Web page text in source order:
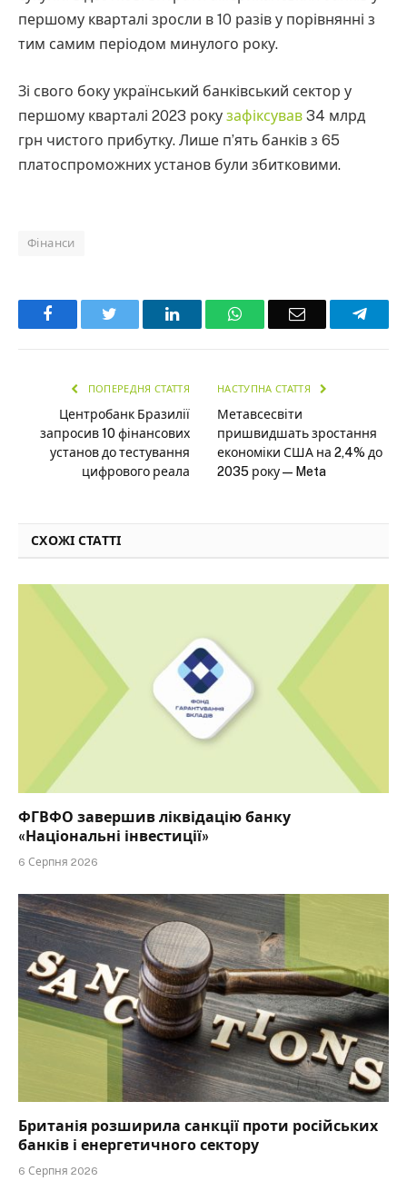
першому кварталі зросли в 10 разів у порівнянні з
тим самим періодом минулого року.
Зі свого боку український банківський сектор у
першому кварталі 2023 року зафіксував 34 млрд
грн чистого прибутку. Лише п’ять банків з 65
платоспроможних установ були збитковими.
Фінанси
Facebook LinkedInWhatsAppEmail
ПОПЕРЕДНЯ СТАТТЯ
Центробанк Бразилії
запросив 10 фінансових
установ до тестування
цифрового реала
НАСТУПНА СТАТТЯ
Метавсесвіти
пришвидшать зростання
економіки США на 2,4% до
2035 року — Meta
СХОЖІ СТАТТІ
ФГВФО завершив ліквідацію банку
«Національні інвестиції»
6 Серпня 2026
Британія розширила санкції проти російських
банків і енергетичного сектору
6 Серпня 2026